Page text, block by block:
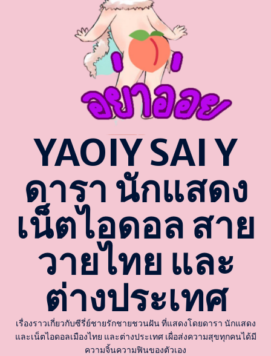
YAOIY SAI Y
ดารา นักแสดง
เน็ตไอดอล สาย
วายไทย และ
ต่างประเทศ
เรื่องราวเกี่ยวกับซีรี่ย์ชายรักชายชวนฝัน ที่แสดงโดยดารา นักแสดง
และเน็ตไอดอลเมืองไทย และต่างประเทศ เผื่อส่งความสุขทุกคนได้มี
ความจิ้นความฟินของตัวเอง